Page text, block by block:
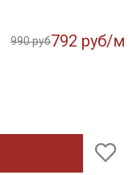
990 руб792 руб/м